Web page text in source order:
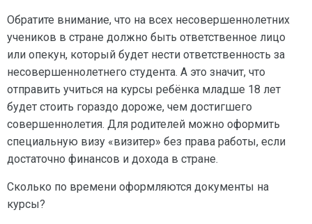
Обратите внимание, что на всех несовершеннолетних
учеников в стране должно быть ответственное лицо
или опекун, который будет нести ответственность за
несовершеннолетнего студента. А это значит, что
отправить учиться на курсы ребёнка младше 18 лет
будет стоить гораздо дороже, чем достигшего
совершеннолетия. Для родителей можно оформить
специальную визу «визитер» без права работы, если
достаточно финансов и дохода в стране.
Сколько по времени оформляются документы на
курсы?